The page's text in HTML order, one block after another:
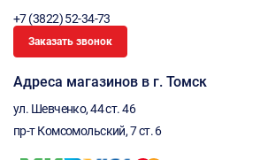
+7 (3822) 52-34-73
Заказать звонок
Адреса магазинов в г. Томск
ул. Шевченко, 44 ст. 46
пр-т Комсомольский, 7 ст. 6